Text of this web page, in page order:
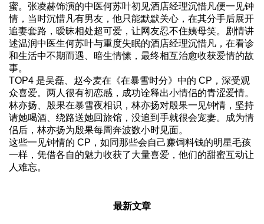
蜜。张凌赫饰演的中医何苏叶初见酒店经理沉惜凡便一见钟
情，当时沉惜凡有男友，他只能默默关心，在其分手后展开
追妻套路，暧昧相处超可爱，让网友忍不住姨母笑。剧情讲
述温润中医生何苏叶与重度失眠的酒店经理沉惜凡，在看诊
和生活中不期而遇、暗生情愫，最终相互治愈收获爱情的故
事。
TOP4 是吴磊、赵今麦在《在暴雪时分》中的 CP，深受观
众喜爱。两人很有初恋感，成功诠释出小情侣的青涩爱情。
林亦扬、殷果在暴雪夜相识，林亦扬对殷果一见钟情，坚持
请她喝酒、绕路送她回旅馆，没追到手就很会宠妻。成为情
侣后，林亦扬为殷果每周奔波数小时见面。
这些一见钟情的 CP，如同那些会自己赚饲料钱的明星毛孩
一样，凭借各自的魅力收获了大量喜爱，他们的甜蜜互动让
人难忘。
最新文章